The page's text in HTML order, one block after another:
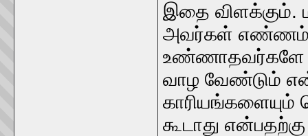
இதை விளக்கும்‌.
அவர்கள்‌ எண்ணம்‌
உண்ணாதவர்களே
வாழ வேண்டும்‌
கூடாது